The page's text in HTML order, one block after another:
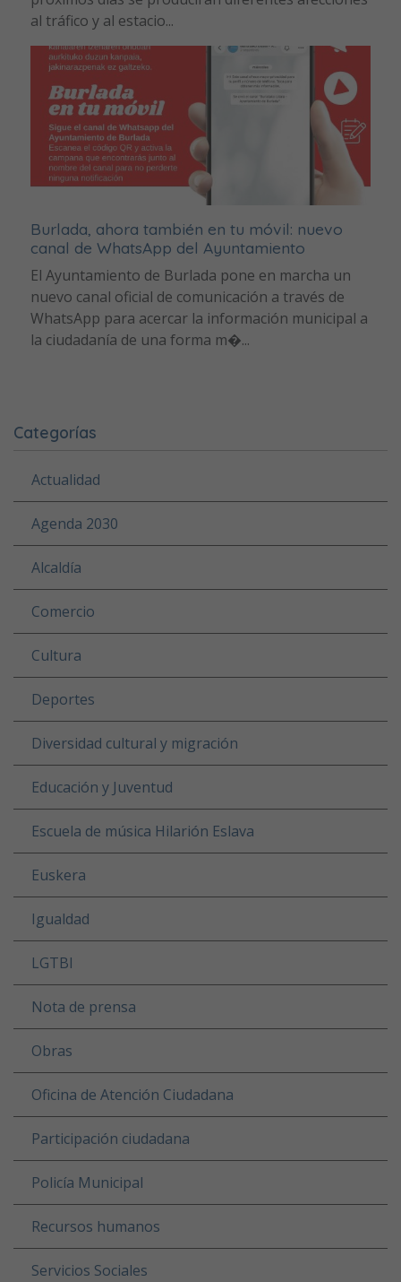
al tráfico y al estacio...
Burlada, ahora también en tu móvil: nuevo
canal de WhatsApp del Ayuntamiento
El Ayuntamiento de Burlada pone en marcha un
nuevo canal oficial de comunicación a través de
WhatsApp para acercar la información municipal a
la ciudadanía de una forma m�...
Categorías
Actualidad
Agenda 2030
Alcaldía
Comercio
Cultura
Deportes
Diversidad cultural y migración
Educación y Juventud
Escuela de música Hilarión Eslava
Euskera
Igualdad
LGTBI
Nota de prensa
Obras
Oficina de Atención Ciudadana
Participación ciudadana
Policía Municipal
Recursos humanos
Servicios Sociales